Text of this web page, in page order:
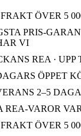
ÖVER 5
PRIS-
VI
REA · UPP
ÖPPET
2–5
VAROR
ÖVER 5